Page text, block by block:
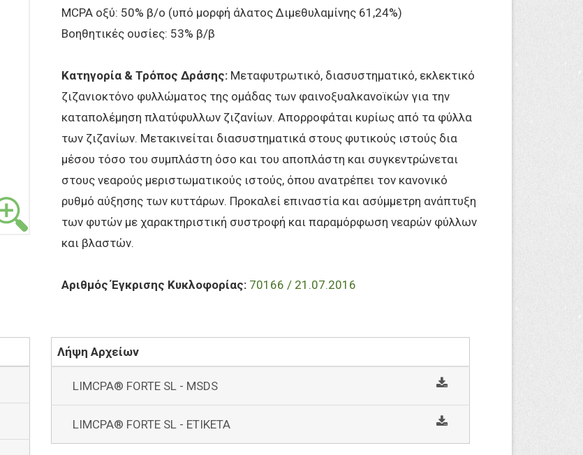
MCPA οξύ: 50% β/ο (υπό μορφή άλατος Διμεθυλαμίνης 61,24%)
Βοηθητικές ουσίες: 53% β/β
Κατηγορία & Τρόπος Δράσης: Μεταφυτρωτικό, διασυστηματικό, εκλεκτικό
ζιζανιοκτόνο φυλλώματος της ομάδας των φαινοξυαλκανοϊκών για την
καταπολέμηση πλατύφυλλων ζιζανίων. Απορροφάται κυρίως από τα φύλλα
των ζιζανίων. Μετακινείται διασυστηματικά στους φυτικούς ιστούς δια
μέσου τόσο του συμπλάστη όσο και του αποπλάστη και συγκεντρώνεται
στους νεαρούς μεριστωματικούς ιστούς, όπου ανατρέπει τον κανονικό
ρυθμό αύξησης των κυττάρων. Προκαλεί επιναστία και ασύμμετρη ανάπτυξη
των φυτών με χαρακτηριστική συστροφή και παραμόρφωση νεαρών φύλλων
και βλαστών.
Αριθμός Έγκρισης Κυκλοφορίας: 70166 / 21.07.2016
Λήψη Αρχείων
LIMCPA® FORTE SL - MSDS
s
c
a
l
LIMCPA® FORTE SL - ΕΤΙΚΕΤΑ
s
c